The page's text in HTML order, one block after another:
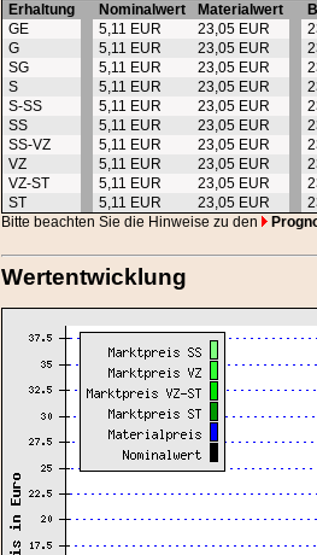
Erhaltung Nominalwert Materialwert
GE
5,11 EUR 23,05 EUR
G
5,11 EUR 23,05 EUR
SG
5,11 EUR 23,05 EUR
S
5,11 EUR 23,05 EUR
S-SS
5,11 EUR 23,05 EUR
SS
5,11 EUR 23,05 EUR
SS-VZ
5,11 EUR 23,05 EUR
VZ
5,11 EUR 23,05 EUR
VZ-ST
5,11 EUR 23,05 EUR
ST
5,11 EUR 23,05 EUR
Bitte beachten Sie die Hinweise zu den
Wertentwicklung